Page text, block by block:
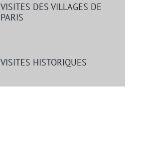
VISITES DES VILLAGES DE
PARIS
VISITES HISTORIQUES